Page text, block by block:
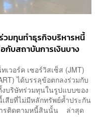
วมทุนทำธุรกิจบริหารหนี้
กับสถาบันการเงินบาง
เวอร์ค เซอร์วิสเซ็ส (JMT)
ได้บรรลุข้อตกลงร่วมกับ
งบริษัทร่วมทุนในรูปแบบของ
สียที่ไม่มีหลักทรัพย์ค้ำประกัน
ารติดตามหนี้สินนั้น ล่าสุด